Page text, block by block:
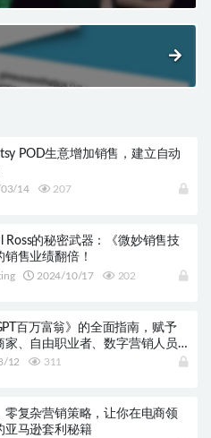
POD生意增加销售，建立自动
14 207
Ross的秘密武器：《微妙销售技
售业绩翻倍！
2024/10/17 202
百万富翁》的全面指南，赋予
家、自由职业者、数字营销人员
权力！
12 311
零复杂营销策略，让你在电商领
亚马逊套利秘籍